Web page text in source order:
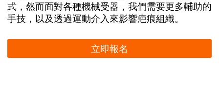
式，然而面對各種機械受器，我們需要更多輔助的
手技，以及透過運動介入來影響疤痕組織。
立即報名